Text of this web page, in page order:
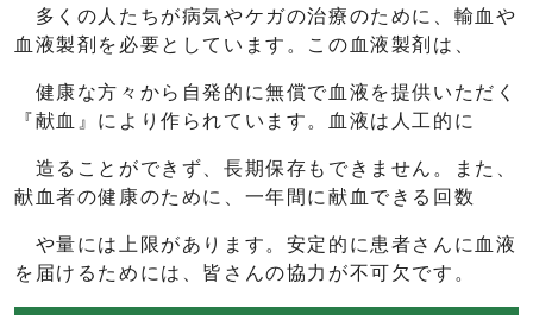
多くの人たちが病気やケガの治療のために、輸血や
血液製剤を必要としています。この血液製剤は、
健康な方々から自発的に無償で血液を提供いただく
『献血』により作られています。血液は人工的に
造ることができず、長期保存もできません。また、
献血者の健康のために、一年間に献血できる回数
や量には上限があります。安定的に患者さんに血液
を届けるためには、皆さんの協力が不可欠です。